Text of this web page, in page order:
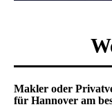
Makler oder
für Hannover am